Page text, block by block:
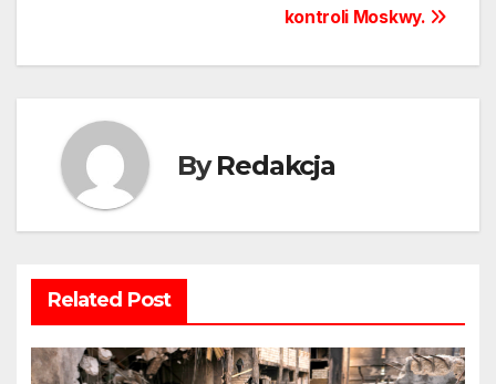
kontroli Moskwy.
ByRedakcja
Related Post